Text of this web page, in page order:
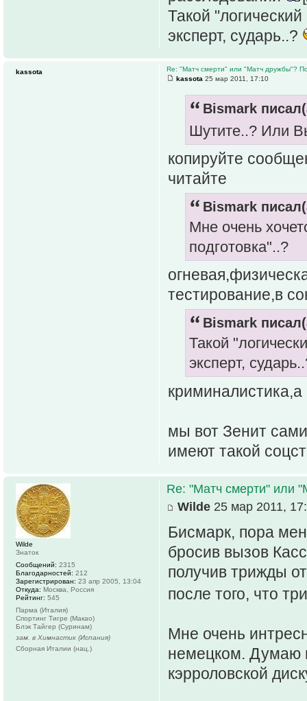
Такой
эксперт, сударь..?
Re: "Матч смерти" или "Матч дружбы"?
kassota 25 мар 2011, 17:10
Bismark
Шутите..? Или
копируйте
читайте
Bismark
Мне очень
подготовка"..?
тестирование,в
Bismark
Такой
эксперт,
мы вот Зенит
имеют такой
kassota
Re: "Матч смерти" или
Wilde 25 мар 2011,
Бисмарк, пора
бросив вызов
получив трижды
после того, что
Мне очень
немецком. Думаю
кэрроловской
Wilde
Знаток
Сообщений: 2315
Благодарностей: 212
Зарегистрирован: 23 апр 2005, 13:04
Откуда: Москва, Россия
Рейтинг: 545
Парма (Италия)
Спортинг Тигре (Макао)
Блэк Тайгер (Суринам)
зам. в Химнастик (Испания)
Сборная Италии (нац.)